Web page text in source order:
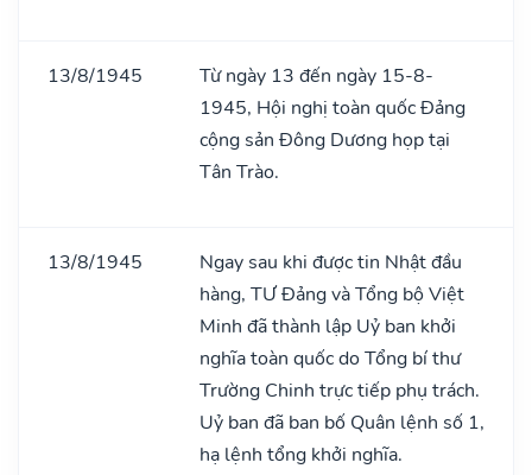
13/8/1945
Từ ngày 13 đến ngày 15-8-
1945, Hội nghị toàn quốc Đảng
cộng sản Đông Dương họp tại
Tân Trào.
13/8/1945
Ngay sau khi được tin Nhật đầu
hàng, TƯ Đảng và Tổng bộ Việt
Minh đã thành lập Uỷ ban khởi
nghĩa toàn quốc do Tổng bí thư
Trường Chinh trực tiếp phụ trách.
Uỷ ban đã ban bố Quân lệnh số 1,
hạ lệnh tổng khởi nghĩa.